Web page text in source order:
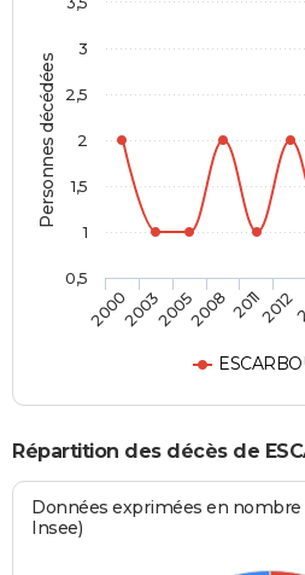
Personnes décédées
2000200320052008 20112012
0,5
1
1,5
2
2,5
3
Répartition des décès de
Données exprimées en nombre
Insee)